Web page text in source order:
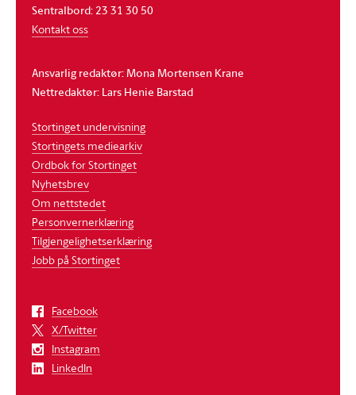
Sentralbord: 23 31 30 50
Kontakt oss
Ansvarlig redaktør: Mona Mortensen Krane
Nettredaktør: Lars Henie Barstad
Stortinget undervisning
Stortingets mediearkiv
Ordbok for Stortinget
Nyhetsbrev
Om nettstedet
Personvernerklæring
Tilgjengelighetserklæring
Jobb på Stortinget
Facebook
X/Twitter
Instagram
LinkedIn